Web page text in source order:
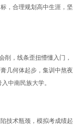
，合理规划高中生涯，坚
削，线条歪扭懵懂入门，
几何体起步，集训中熬夜
中南民族大学。
技术瓶颈，模拟考成绩起